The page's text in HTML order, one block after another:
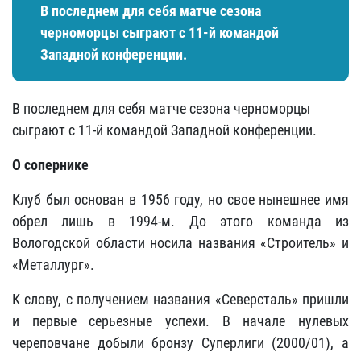
В последнем для себя матче сезона
черноморцы сыграют с 11-й командой
Западной конференции.
В последнем для себя матче сезона черноморцы
сыграют с 11-й командой Западной конференции.
О сопернике
Клуб был основан в 1956 году, но свое нынешнее имя
обрел лишь в 1994-м. До этого команда из
Вологодской области носила названия «Строитель» и
«Металлург».
К слову, с получением названия «Северсталь» пришли
и первые серьезные успехи. В начале нулевых
череповчане добыли бронзу Суперлиги (2000/01), а